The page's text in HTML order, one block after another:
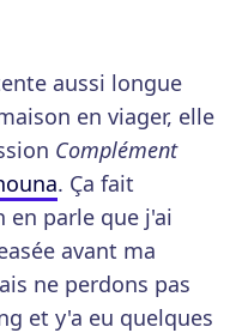
aussi longue
en viager, elle
Complément
. Ça fait
parle que j'ai
avant ma
ne perdons pas
et y'a eu quelques